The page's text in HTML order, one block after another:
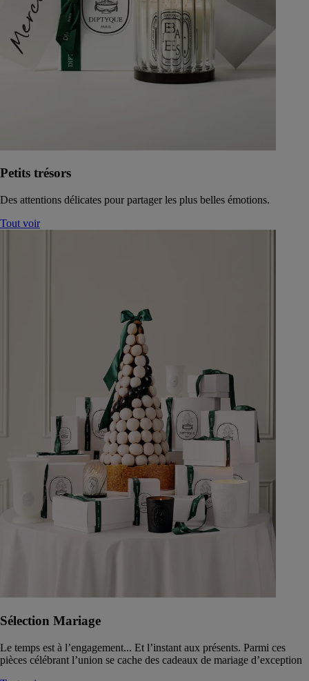
Petits trésors
Des attentions délicates pour partager les plus belles émotions.
Tout voir
Sélection Mariage
Le temps est à l’engagement... Et l’instant aux présents. Parmi ces
pièces célébrant l’union se cache des cadeaux de mariage d’exception